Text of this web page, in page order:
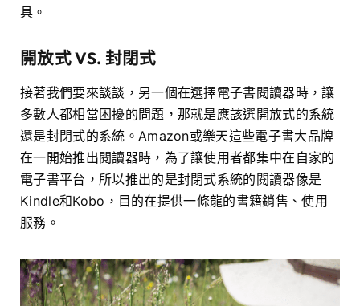
具。
開放式 VS. 封閉式
接著我們要來談談，另一個在選擇電子書閱讀器時，讓
多數人都相當困擾的問題，那就是應該選開放式的系統
還是封閉式的系統。Amazon或樂天這些電子書大品牌
在一開始推出閱讀器時，為了讓使用者都集中在自家的
電子書平台，所以推出的是封閉式系統的閱讀器像是
Kindle和Kobo，目的在提供一條龍的書籍銷售、使用
服務。